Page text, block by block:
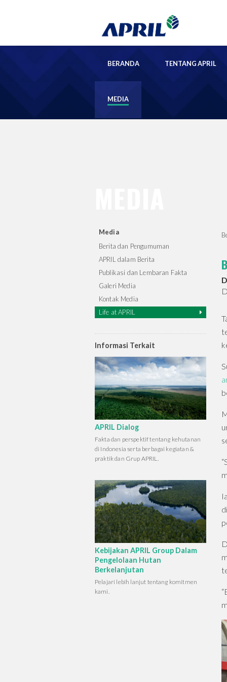
BERANDA TENTANG APRIL
MEDIA
Media
Berita dan Pengumuman
APRIL dalam Berita
Publikasi dan Lembaran Fakta
Galeri Media
Kontak Media
Life at APRIL
Informasi Terkait
APRIL Dialog
Fakta dan perspektif tentang kehutanan
di Indonesia serta berbagai kegiatan &
praktik dan Grup APRIL.
Kebijakan APRIL Group Dalam
Pengelolaan Hutan
Berkelanjutan
Pelajari lebih lanjut tentang komitmen
kami.